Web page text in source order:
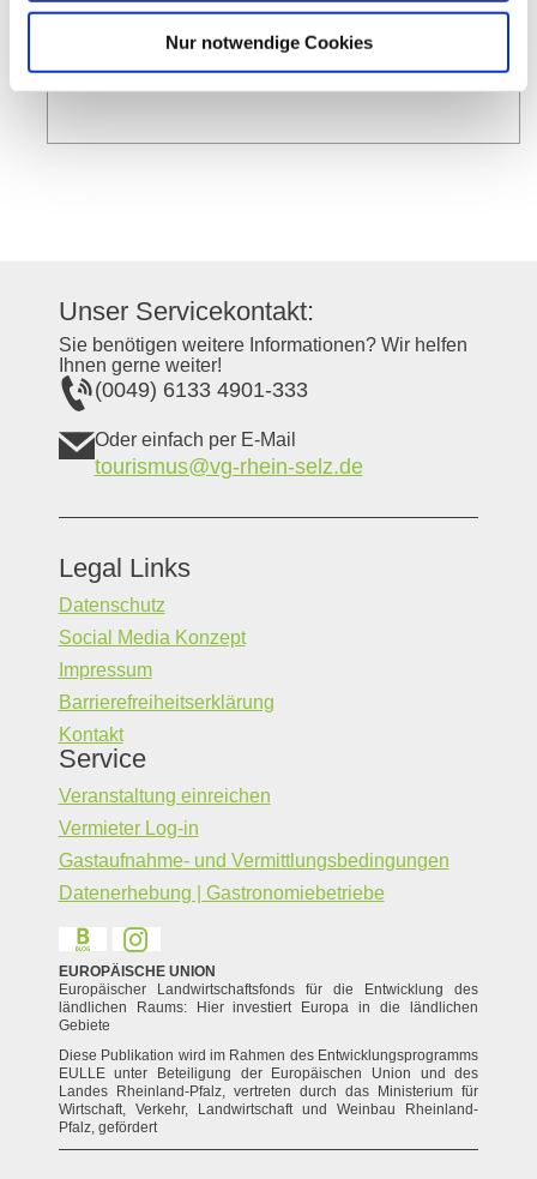
Nur notwendige Cookies
Unser Servicekontakt:
Sie benötigen weitere Informationen? Wir helfen
Ihnen gerne weiter!
(0049) 6133 4901-333
Oder einfach per E-Mail
tourismus@vg-rhein-selz.de
Legal Links
Datenschutz
Social Media Konzept
Impressum
Barrierefreiheitserklärung
Kontakt
Service
Veranstaltung einreichen
Vermieter Log-in
Gastaufnahme- und Vermittlungsbedingungen
Datenerhebung | Gastronomiebetriebe
EUROPÄISCHE UNION
Europäischer Landwirtschaftsfonds für die Entwicklung des
ländlichen Raums: Hier investiert Europa in die ländlichen
Gebiete
Diese Publikation wird im Rahmen des Entwicklungsprogramms
EULLE unter Beteiligung der Europäischen Union und des
Landes Rheinland-Pfalz, vertreten durch das Ministerium für
Wirtschaft, Verkehr, Landwirtschaft und Weinbau Rheinland-
Pfalz, gefördert